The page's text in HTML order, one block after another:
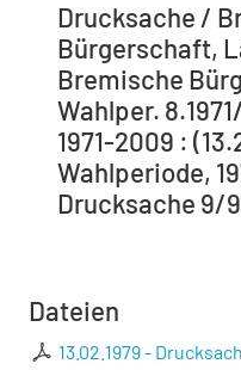
Drucksache /
Bürgerschaft,
Bremische
Wahlper.
1971-2009 :
Wahlperiode,
Drucksache 9/
Dateien
13.02.1979 -